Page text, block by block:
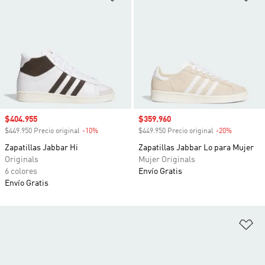
Precio de venta
$404.955
$449.950 Precio original -10%
Zapatillas Jabbar Hi
Originals
6 colores
Envío Gratis
Precio de venta
$359.960
$449.950 Precio original -20%
Zapatillas Jabbar Lo para Mujer
Mujer Originals
Envío Gratis